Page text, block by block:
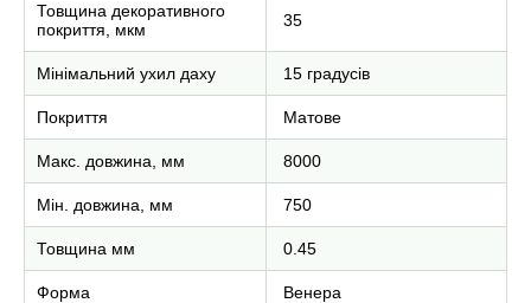
Товщина декоративного
покриття, мкм
35
Мінімальний ухил даху 15 градусів
Покриття Матове
Макс. довжина, мм 8000
Мін. довжина, мм 750
Товщина мм 0.45
Форма Венера